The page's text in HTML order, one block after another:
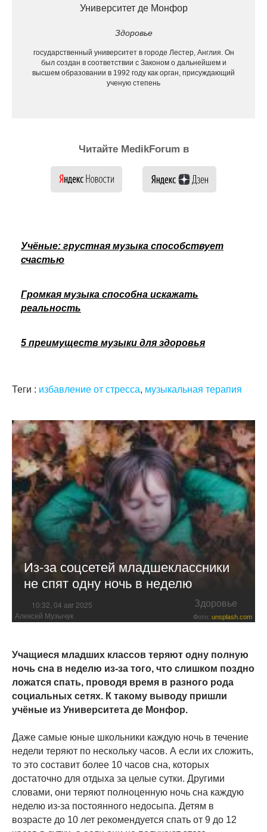
Университет де Монфор
Здоровье
государственный университет в городе Лестер, Англия. Он
был создан в соответствии с Законом о дальнейшем и
высшем образовании в 1992 году как орган, присуждающий
ученую степень
Читайте MedikForum в
Учёные: грустная музыка способствует
счастью
Громкая музыка способна искажать
реальность
5 преимуществ музыки для здоровья
Теги : избавление от стресса, музыкальная терапия
Из-за соцсетей младшеклассники
не спят одну ночь в неделю
10:32, 04 авг 2025 Здоровье
Алексей Музычук Фото: unsplash.com
Учащиеся младших классов теряют одну полную
ночь сна в неделю из-за того, что слишком поздно
ложатся спать, проводя время в разного рода
социальных сетях. К такому выводу пришли
учёные из Университета де Монфор.
Даже самые юные школьники каждую ночь в течение
недели теряют по нескольку часов. А если их сложить,
то это составит более 10 часов сна, которых
достаточно для отдыха за целые сутки. Другими
словами, они теряют полноценную ночь сна каждую
неделю из-за постоянного недосыпа. Детям в
возрасте до 10 лет рекомендуется спать от 9 до 12